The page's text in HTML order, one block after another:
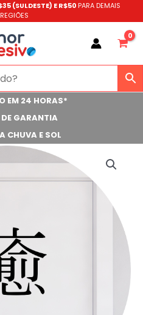
(SULDESTE) E R$50 PARA DEMAIS
REGIÕES
EM 24 HORAS*
GARANTIA
CHUVA E SOL